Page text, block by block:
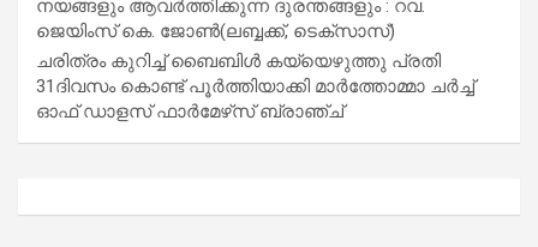
നയങ്ങളും ആവർത്തിക്കുന്ന ദുരന്തങ്ങളും : റവ.
ജെയിംസ് കെ. ജോൺ(ലബ്ബക്ക്, ടെക്സാസ്)
ചരിത്രം കുറിച്ച് ബൈബിൾ കയ്യെഴുത്തു പ്രതി
31ദിവസം കൊണ്ട് പൂർത്തിയാക്കി മാർത്തോമ്മാ ചർച്ച്
ഓഫ് ഡാളസ് ഫാർമേഴ്‌സ് ബ്രാഞ്ച്